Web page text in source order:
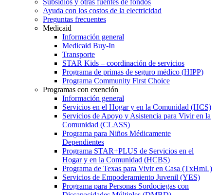
Ayuda con los costos de la electricidad
Preguntas frecuentes
Medicaid
Información general
Medicaid Buy-In
Transporte
STAR Kids – coordinación de servicios
Programa de primas de seguro médico (HIPP)
Programa Community First Choice
Programas con exención
Información general
Servicios en el Hogar y en la Comunidad (HCS)
Servicios de Apoyo y Asistencia para Vivir en la
Comunidad (CLASS)
Programa para Niños Médicamente
Dependientes
Programa STAR+PLUS de Servicios en el
Hogar y en la Comunidad (HCBS)
Programa de Texas para Vivir en Casa (TxHmL)
Servicios de Empoderamiento Juvenil (YES)
Programa para Personas Sordociegas con